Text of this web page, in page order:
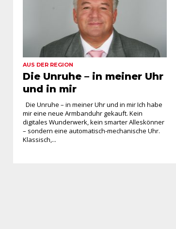
AUS DER REGION
Die Unruhe – in meiner Uhr
und in mir
Die Unruhe – in meiner Uhr und in mir Ich habe
mir eine neue Armbanduhr gekauft. Kein
digitales Wunderwerk, kein smarter Alleskönner
– sondern eine automatisch-mechanische Uhr.
Klassisch,...